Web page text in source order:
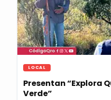
LOCAL
Presentan “Explora
Verde”